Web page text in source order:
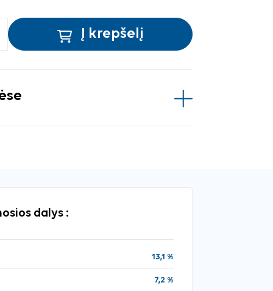
Į krepšelį
dalys :
13,1 %
7,2 %